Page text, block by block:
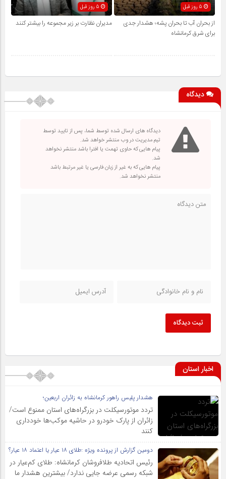
از بحران آب تا بحران پشه؛ هشدار جدی
برای شرق کرمانشاه
مدیران نظارت بر زیر مجموعه را بیشتر کنند
دیدگاه
دیدگاه های ارسال شده توسط شما، پس از تایید توسط
تیم مدیریت در وب منتشر خواهد شد.
پیام هایی که حاوی تهمت یا افترا باشد منتشر نخواهد
شد.
پیام هایی که به غیر از زبان فارسی یا غیر مرتبط باشد
منتشر نخواهد شد.
ثبت دیدگاه
اخبار استان
هشدار پلیس راهور کرمانشاه به زائران اربعین؛
تردد موتورسیکلت در بزرگراه‌های استان ممنوع است/
زائران از پارک خودرو در حاشیه موکب‌ها خودداری
کنند
دومین گزارش از پرونده ویژه :طلای ۱۸ عیار یا اعتماد ۱۸ عیار؟
رئیس اتحادیه طلافروشان کرمانشاه: طلای کم‌عیار در
شبکه رسمی عرضه جایی ندارد/ بیشترین هشدار ما